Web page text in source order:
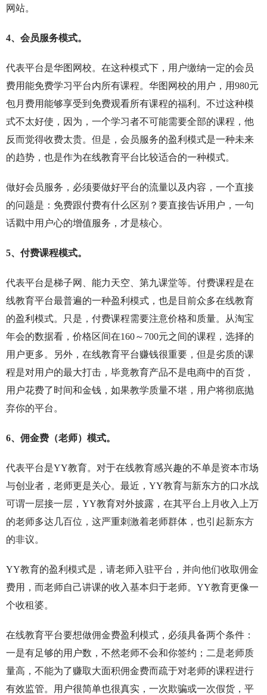
网站。
4、会员服务模式。
代表平台是华图网校。在这种模式下，用户缴纳一定的会员
费用能免费学习平台内所有课程。华图网校的用户，用980元
包月费用能够享受到免费观看所有课程的福利。不过这种模
式不太好使，因为，一个学习者不可能需要全部的课程，他
反而觉得收费太贵。但是，会员服务的盈利模式是一种未来
的趋势，也是作为在线教育平台比较适合的一种模式。
做好会员服务，必须要做好平台的流量以及内容，一个直接
的问题是：免费跟付费有什么区别？要直接告诉用户，一句
话戳中用户心的增值服务，才是核心。
5、付费课程模式。
代表平台是梯子网、能力天空、第九课堂等。付费课程是在
线教育平台最普遍的一种盈利模式，也是目前众多在线教育
的盈利模式。只是，付费课程需要注意价格和质量。从淘宝
年会的数据看，价格区间在160～700元之间的课程，选择的
用户更多。另外，在线教育平台赚钱很重要，但是劣质的课
程是对用户的最大打击，毕竟教育产品不是电商中的百货，
用户花费了时间和金钱，如果教学质量不堪，用户将彻底抛
弃你的平台。
6、佣金费（老师）模式。
代表平台是YY教育。对于在线教育感兴趣的不单是资本市场
与创业者，老师更是关心。最近，YY教育与新东方的口水战
可谓一层接一层，YY教育对外披露，在其平台上月收入上万
的老师多达几百位，这严重刺激着老师群体，也引起新东方
的非议。
YY教育的盈利模式是，请老师入驻平台，并向他们收取佣金
费用，而老师自己讲课的收入基本归于老师。YY教育更像一
个收租婆。
在线教育平台要想做佣金费盈利模式，必须具备两个条件：
一是有足够的用户数，不然老师不会和你签约；二是老师质
量高，不能为了赚取大面积佣金费而疏于对老师的课程进行
有效监管。用户很简单也很真实，一次欺骗或一次假货，平